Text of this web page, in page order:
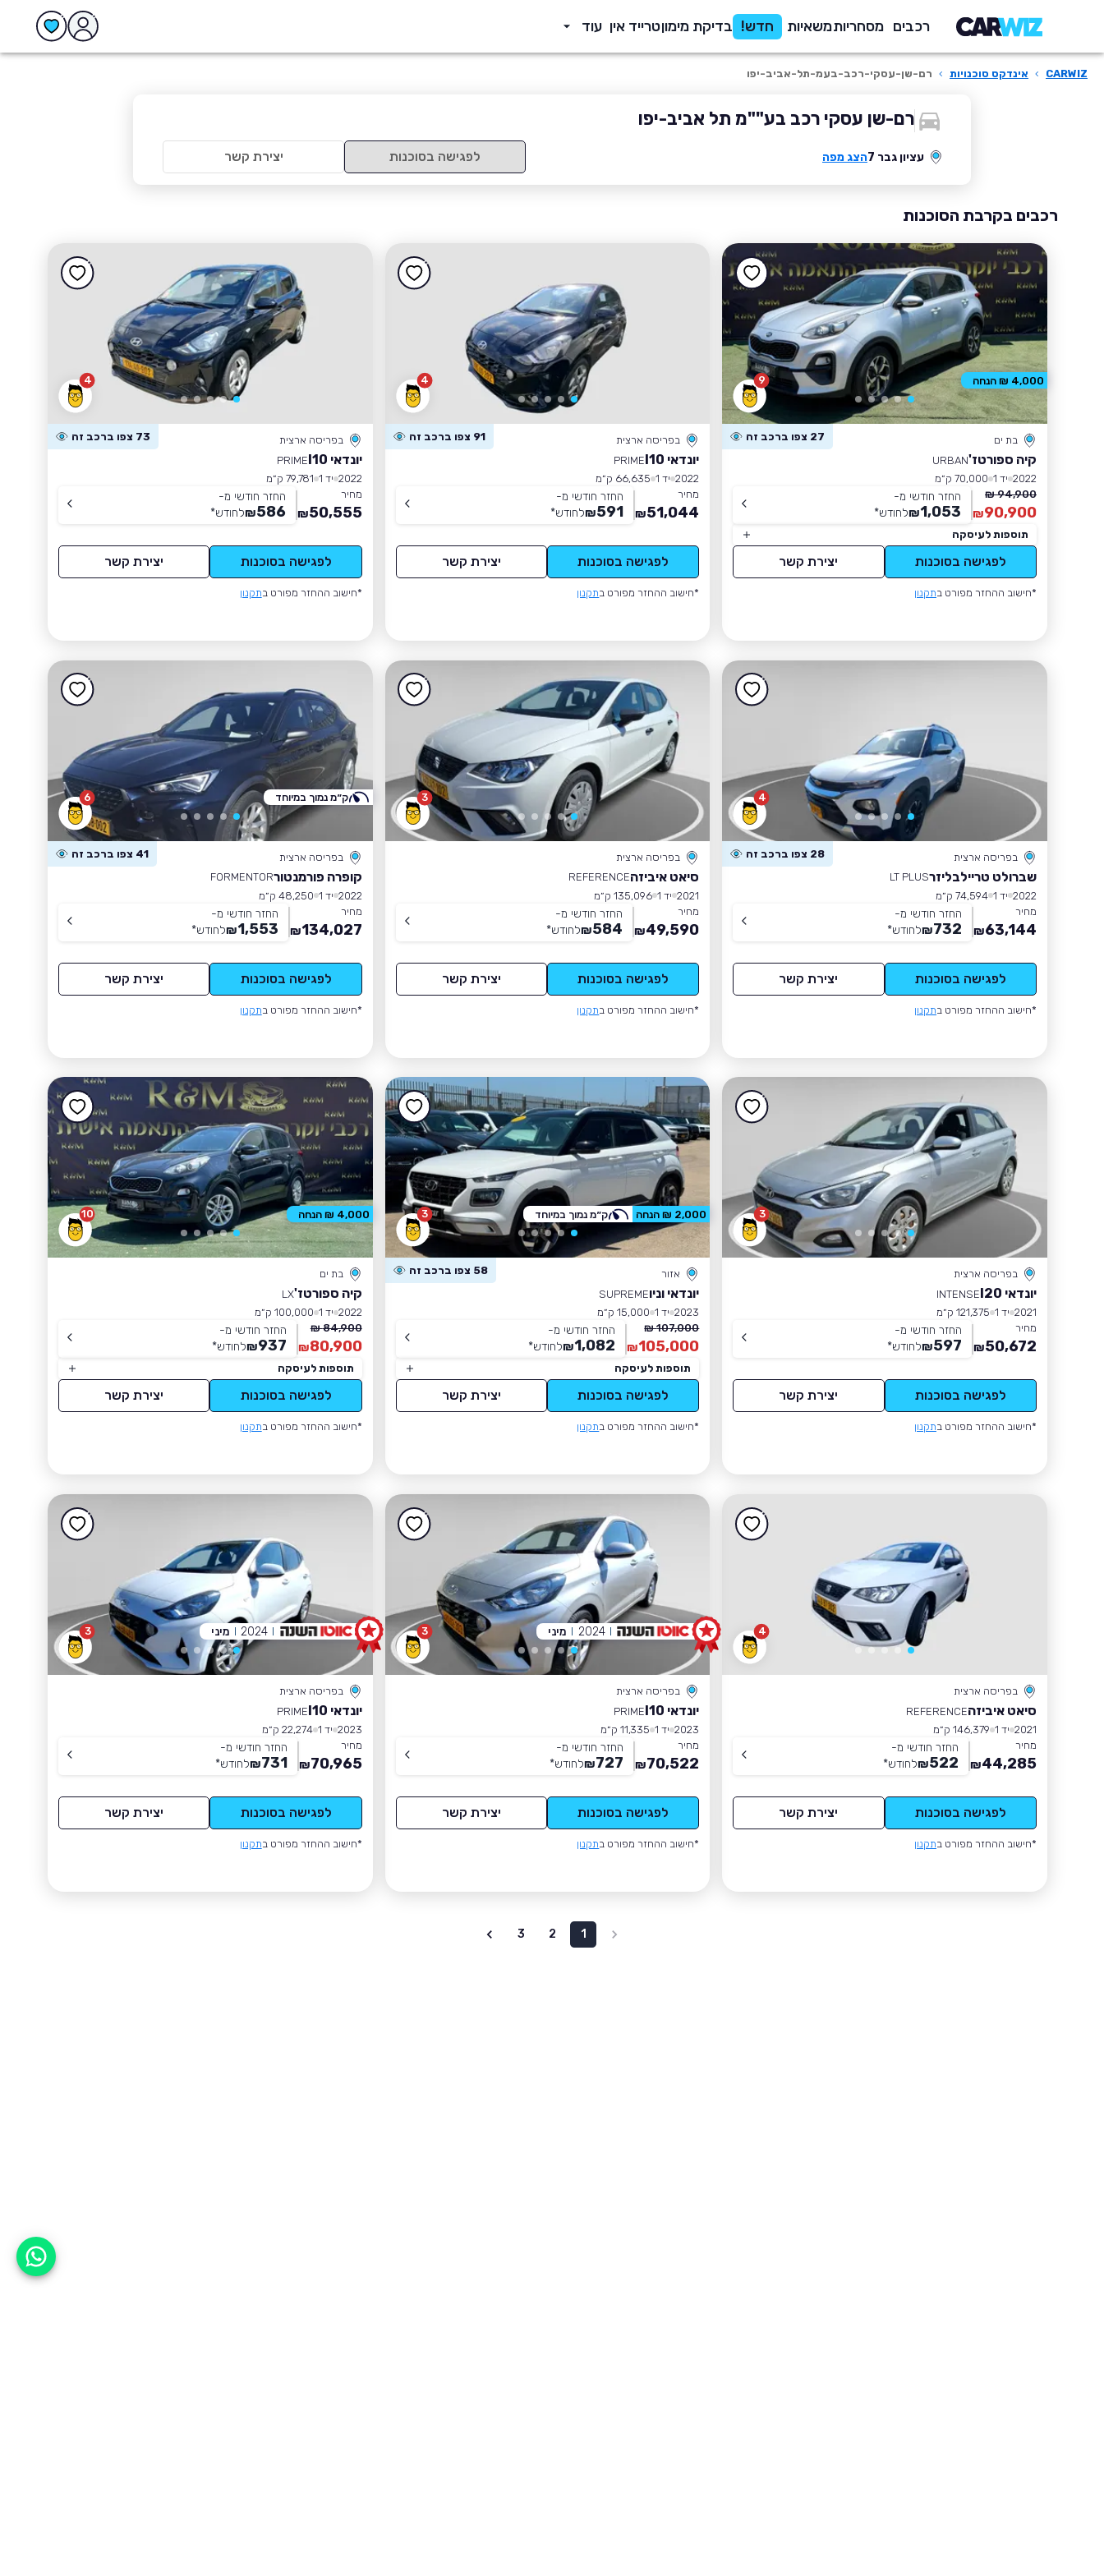
רכבים מסחריותמשאיות חדש! בדיקת מימוןטרייד אין עוד
CARWIZ
› אינדקס סוכנויות › רם-שן-עסקי-רכב-בעמ-תל-אביב-יפו
רם-שן עסקי רכב בע""מ תל אביב-יפו
עציון גבר 7 הצג מפה לפגישה בסוכנות יצירת קשר
רכבים בקרבת הסוכנות
9
בת ים 27 צפו ברכב זה
קיה ספורטז'URBAN
2022 יד 1
70,000 ק״מ
94,900 ₪
90,900
₪
החזר חודשי מ-
1,053
₪לחודש*
תוספות לעיסקה
לפגישה בסוכנות יצירת קשר
*חישוב ההחזר מפורט בתקנון
4,000 ₪ הנחה 4
בפריסה ארצית 91 צפו ברכב זה
יונדאי I10
PRIME
2022 יד 1
66,635 ק״מ
מחיר
51,044
₪
החזר חודשי מ-
591
₪לחודש*
לפגישה בסוכנות יצירת קשר
*חישוב ההחזר מפורט בתקנון
4
בפריסה ארצית 73 צפו ברכב זה
יונדאי I10
PRIME
2022 יד 1
79,781 ק״מ
מחיר
50,555
₪
החזר חודשי מ-
586
₪לחודש*
לפגישה בסוכנות יצירת קשר
*חישוב ההחזר מפורט בתקנון
4
בפריסה ארצית 28 צפו ברכב זה
שברולט טריילבליזרLT PLUS
2022 יד 1
74,594 ק״מ
מחיר
63,144
₪
החזר חודשי מ-
732
₪לחודש*
לפגישה בסוכנות יצירת קשר
*חישוב ההחזר מפורט בתקנון
3
בפריסה ארצית
סיאט איביזהREFERENCE
2021 יד 1
135,096 ק״מ
מחיר
49,590
₪
החזר חודשי מ-
584
₪לחודש*
לפגישה בסוכנות יצירת קשר
*חישוב ההחזר מפורט בתקנון
6
בפריסה ארצית 41 צפו ברכב זה
קופרה פורמנטורFORMENTOR
2022 יד 1
48,250 ק״מ
מחיר
134,027
₪
החזר חודשי מ-
1,553
₪לחודש*
לפגישה בסוכנות יצירת קשר
*חישוב ההחזר מפורט בתקנון
ק״מ נמוך במיוחד
3
בפריסה ארצית
יונדאי I20
INTENSE
2021 יד 1
121,375 ק״מ
מחיר
50,672
₪
החזר חודשי מ-
597
₪לחודש*
לפגישה בסוכנות יצירת קשר
*חישוב ההחזר מפורט בתקנון
3
אזור 58 צפו ברכב זה
יונדאי וניוSUPREME
2023 יד 1
15,000 ק״מ
107,000 ₪
105,000
₪
החזר חודשי מ-
1,082
₪לחודש*
תוספות לעיסקה
לפגישה בסוכנות יצירת קשר
*חישוב ההחזר מפורט בתקנון
2,000 ₪ הנחה ק״מ נמוך במיוחד 10
בת ים
קיה ספורטז'LX
2022 יד 1
100,000 ק״מ
84,900 ₪
80,900
₪
החזר חודשי מ-
937
₪לחודש*
תוספות לעיסקה
לפגישה בסוכנות יצירת קשר
*חישוב ההחזר מפורט בתקנון
4,000 ₪ הנחה
4
בפריסה ארצית
סיאט איביזהREFERENCE
2021 יד 1
146,379 ק״מ
מחיר
44,285
₪
החזר חודשי מ-
522
₪לחודש*
לפגישה בסוכנות יצירת קשר
*חישוב ההחזר מפורט בתקנון
3
בפריסה ארצית
יונדאי I10
PRIME
2023 יד 1
11,335 ק״מ
מחיר
70,522
₪
החזר חודשי מ-
727
₪לחודש*
לפגישה בסוכנות יצירת קשר
*חישוב ההחזר מפורט בתקנון
2024 מיני 3
בפריסה ארצית
יונדאי I10
PRIME
2023 יד 1
22,274 ק״מ
מחיר
70,965
₪
החזר חודשי מ-
731
₪לחודש*
לפגישה בסוכנות יצירת קשר
*חישוב ההחזר מפורט בתקנון
2024 מיני
1
2
3
אפשר לעזור?